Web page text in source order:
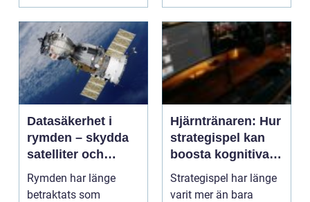
Datasäkerhet i
rymden – skydda
satelliter och
interplanetär
kommunikation
Rymden har länge
betraktats som
Hjärntränaren: Hur
strategispel kan
boosta kognitiva
färdigheter
Strategispel har länge
varit mer än bara